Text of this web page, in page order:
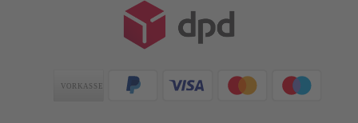
Zahlungsarten